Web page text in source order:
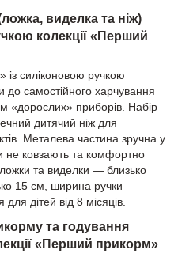
виделка та ніж)
колекції «Перший
із силіконовою ручкою
до самостійного харчування
«дорослих» приборів. Набір
дитячий ніж для
Металева частина зручна у
не ковзають та комфортно
та виделки — близько
15 см, ширина ручки —
дітей від 8 місяців.
та годування
«Перший прикорм»